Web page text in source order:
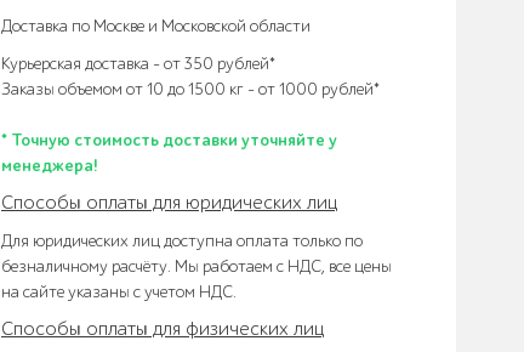
Доставка по Москве и Московской области
Курьерская доставка – от 350 рублей*
Заказы объемом от 10 до 1500 кг – от 1000 рублей*
* Точную стоимость доставки уточняйте у
менеджера!
Способы оплаты для юридических лиц
Для юридических лиц доступна оплата только по
безналичному расчёту. Мы работаем с НДС, все цены
на сайте указаны с учетом НДС.
Способы оплаты для физических лиц